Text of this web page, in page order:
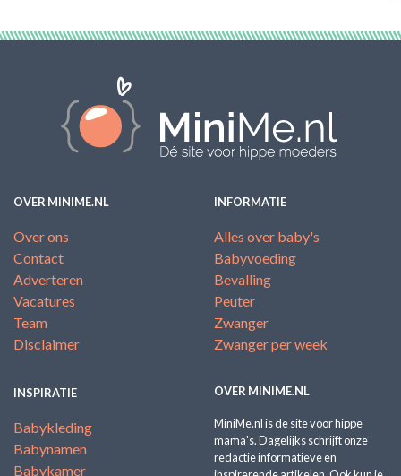
OVER MINIME.NL
Over ons
Contact
Adverteren
Vacatures
Team
Disclaimer
INFORMATIE
Alles over baby's
Babyvoeding
Bevalling
Peuter
Zwanger
Zwanger per week
INSPIRATIE
Babykleding
Babynamen
Babykamer
OVER MINIME.NL
MiniMe.nl is de site voor hippe
mama's. Dagelijks schrijft onze
redactie informatieve en